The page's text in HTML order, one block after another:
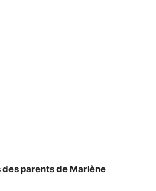
parents de Marlène